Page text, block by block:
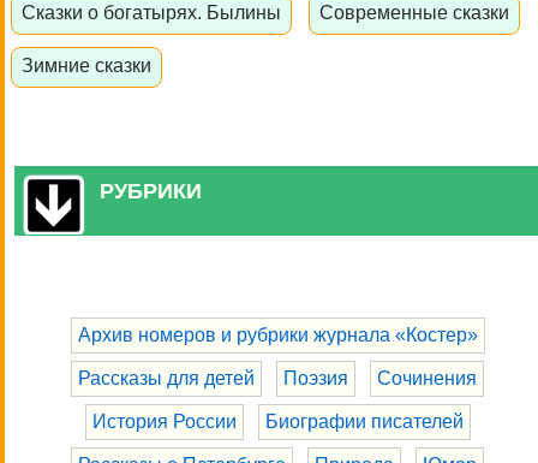
Сказки о богатырях. Былины Современные сказки
Зимние сказки
РУБРИКИ
Архив номеров и рубрики журнала «Костер»
Рассказы для детей Поэзия Сочинения
История России Биографии писателей